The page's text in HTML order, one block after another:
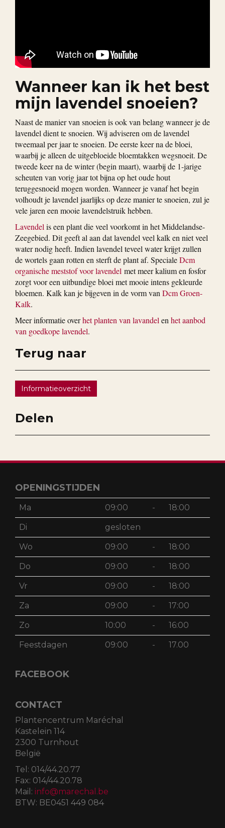
Wanneer kan ik het best
mijn lavendel snoeien?
Naast de manier van snoeien is ook van belang wanneer je de
lavendel dient te snoeien. Wij adviseren om de lavendel
tweemaal per jaar te snoeien. De eerste keer na de bloei,
waarbij je alleen de uitgebloeide bloemtakken wegsnoeit. De
tweede keer na de winter (begin maart), waarbij de 1-jarige
scheuten van vorig jaar tot bijna op het oude hout
teruggesnoeid mogen worden. Wanneer je vanaf het begin
volhoudt je lavendel jaarlijks op deze manier te snoeien, zul je
vele jaren een mooie lavendelstruik hebben.
Lavendel is een plant die veel voorkomt in het Middelandse-
Zeegebied. Dit geeft al aan dat lavendel veel kalk en niet veel
water nodig heeft. Indien lavendel teveel water krijgt zullen
de wortels gaan rotten en sterft de plant af. SpecialeDcm
organische meststof voor lavendel met meer kalium en fosfor
zorgt voor een uitbundige bloei met mooie intens gekleurde
bloemen. Kalk kan je bijgeven in de vorm van Dcm Groen-
Kalk.
Meer informatie overhet planten van lavandel en het aanbod
van goedkope lavendel.
Terug naar
Informatieoverzicht
Delen
OPENINGSTIJDEN
Ma 09:00 - 18:00
Di gesloten
Wo 09:00 - 18:00
Do 09:00 - 18:00
Vr 09:00 - 18:00
Za 09:00 - 17:00
Zo 10:00 - 16:00
Feestdagen 09:00 - 17.00
FACEBOOK
CONTACT
Plantencentrum Maréchal
Kastelein 114
2300 Turnhout
België
Tel: 014/44.20.77
Fax: 014/44.20.78
Mail: info@marechal.be
BTW: BE0451 449 084